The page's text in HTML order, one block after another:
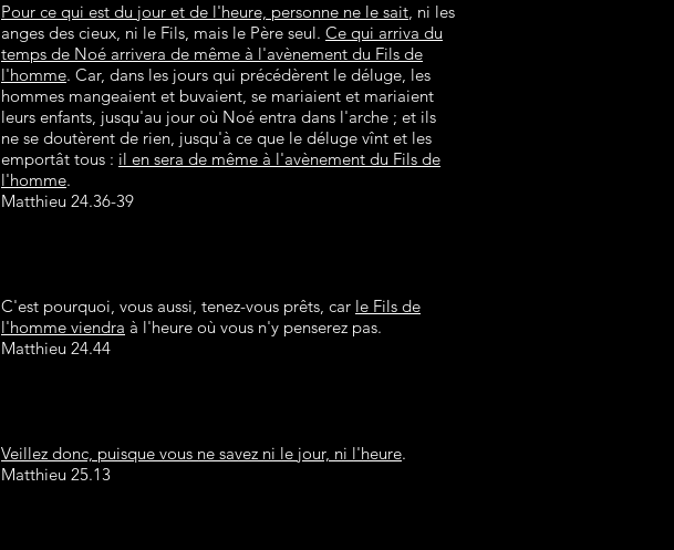
Pour ce qui est du jour et de l'heure, personne ne le sait, ni les
anges des cieux, ni le Fils, mais le Père seul. Ce qui arriva du
temps de Noé arrivera de même à l'avènement du Fils de
l'homme. Car, dans les jours qui précédèrent le déluge, les
hommes mangeaient et buvaient, se mariaient et mariaient
leurs enfants, jusqu'au jour où Noé entra dans l'arche ; et ils
ne se doutèrent de rien, jusqu'à ce que le déluge vînt et les
emportât tous : il en sera de même à l'avènement du Fils de
l'homme.
Matthieu 24.36-39
C'est pourquoi, vous aussi, tenez-vous prêts, car le Fils de
l'homme viendra à l'heure où vous n'y penserez pas.
Matthieu 24.44
Veillez donc, puisque vous ne savez ni le jour, ni l'heure.
Matthieu 25.13